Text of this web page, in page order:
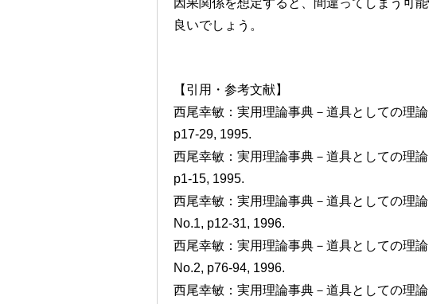
因果関係を想定すると、間違ってしまう可
良いでしょう。
【引用・参考文献】
西尾幸敏：実用理論事典－道具としての理
p17-29, 1995.
西尾幸敏：実用理論事典－道具としての理
p1-15, 1995.
西尾幸敏：実用理論事典－道具としての理
No.1, p12-31, 1996.
西尾幸敏：実用理論事典－道具としての理
No.2, p76-94, 1996.
西尾幸敏：実用理論事典－道具としての理